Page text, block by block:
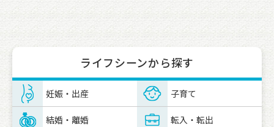
ライフシーンから探す
妊娠・出産 子育て
結婚・離婚 転入・転出